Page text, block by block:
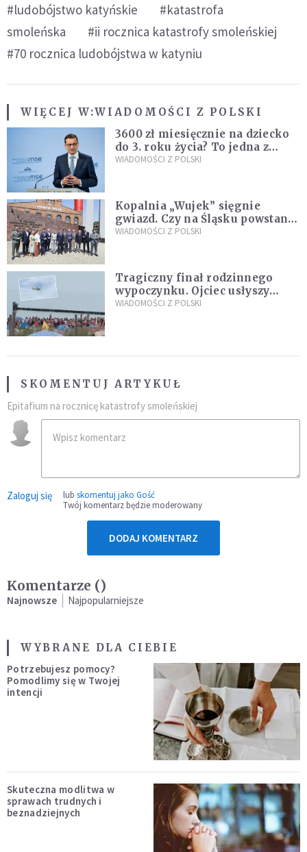
#ludobójstwo katyńskie
#katastrofa
smoleńska
#ii rocznica katastrofy smoleńskiej
#70 rocznica ludobójstwa w katyniu
WIĘCEJ W:WIADOMOŚCI Z POLSKI
3600 zł miesięcznie na dziecko
do 3. roku życia? To jedna z
propozycji programu "Rozwój
WIADOMOŚCI Z POLSKI
Kopalnia „Wujek” sięgnie
gwiazd. Czy na Śląsku powstanie
„Dolina Krzemowa”?
WIADOMOŚCI Z POLSKI
Tragiczny finał rodzinnego
wypoczynku. Ojciec usłyszy
zarzuty
WIADOMOŚCI Z POLSKI
SKOMENTUJ ARTYKUŁ
Epitafium na rocznicę katastrofy smoleńskiej
Zaloguj się lub skomentuj jako Gość
Twój komentarz będzie moderowany
DODAJ KOMENTARZ
Komentarze ()
Najnowsze Najpopularniejsze
WYBRANE DLA CIEBIE
Potrzebujesz pomocy?
Pomodlimy się w Twojej
intencji
Skuteczna modlitwa w
sprawach trudnych i
beznadziejnych